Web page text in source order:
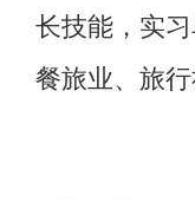
长技能，实
餐旅业、旅行